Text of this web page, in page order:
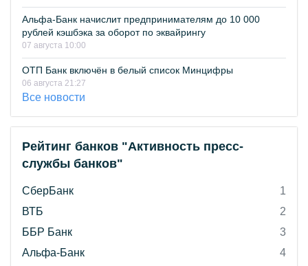
Альфа-Банк начислит предпринимателям до 10 000
рублей кэшбэка за оборот по эквайрингу
07 августа 10:00
ОТП Банк включён в белый список Минцифры
06 августа 21:27
Все новости
Рейтинг банков "Активность пресс-
службы банков"
СберБанк
1
ВТБ
2
ББР Банк
3
Альфа-Банк
4